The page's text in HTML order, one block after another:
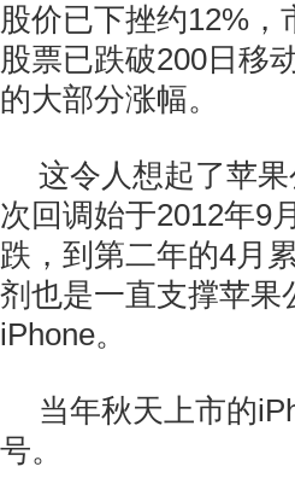
股价已下挫约12%
股票已跌破200日移
的大部分涨幅。
这令人想起了苹
次回调始于2012年9
跌，到第二年的4月
剂也是一直支撑苹果
iPhone。
当年秋天上市的
号。